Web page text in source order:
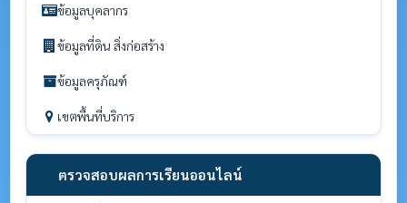
ข้อมูลบุคลากร
ข้อมูลที่ดิน สิ่งก่อสร้าง
ข้อมูลครุภัณฑ์
เขตพื้นที่บริการ
ตรวจสอบผลการเรียนออนไลน์